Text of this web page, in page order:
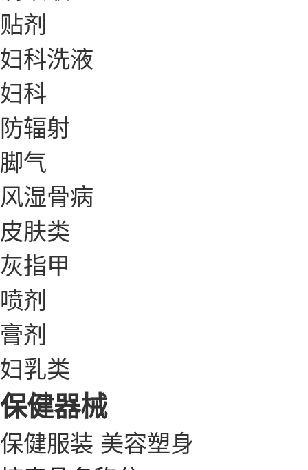
贴剂
妇科洗液
妇科
防辐射
脚气
风湿骨病
皮肤类
灰指甲
喷剂
膏剂
妇乳类
保健器械
保健服装 美容塑身